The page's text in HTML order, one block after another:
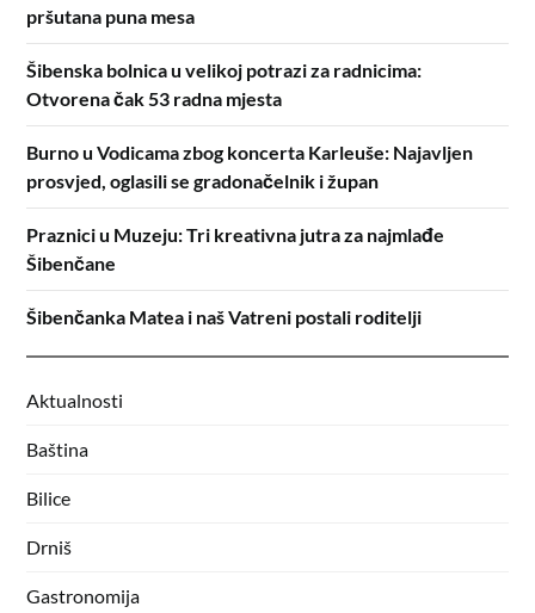
pršutana puna mesa
Šibenska bolnica u velikoj potrazi za radnicima:
Otvorena čak 53 radna mjesta
Burno u Vodicama zbog koncerta Karleuše: Najavljen
prosvjed, oglasili se gradonačelnik i župan
Praznici u Muzeju: Tri kreativna jutra za najmlađe
Šibenčane
Šibenčanka Matea i naš Vatreni postali roditelji
Aktualnosti
Baština
Bilice
Drniš
Gastronomija